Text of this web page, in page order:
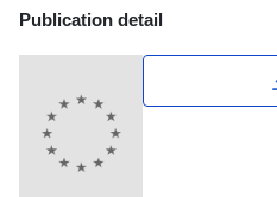
Publication Detail
Publication detail